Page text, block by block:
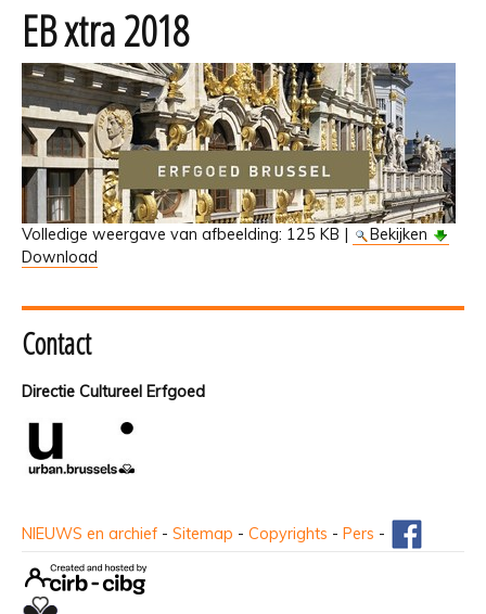
EB xtra 2018
Volledige weergave van afbeelding: 125 KB |
Bekijken
Download
Contact
Directie Cultureel Erfgoed
NIEUWS en archief - Sitemap - Copyrights - Pers -